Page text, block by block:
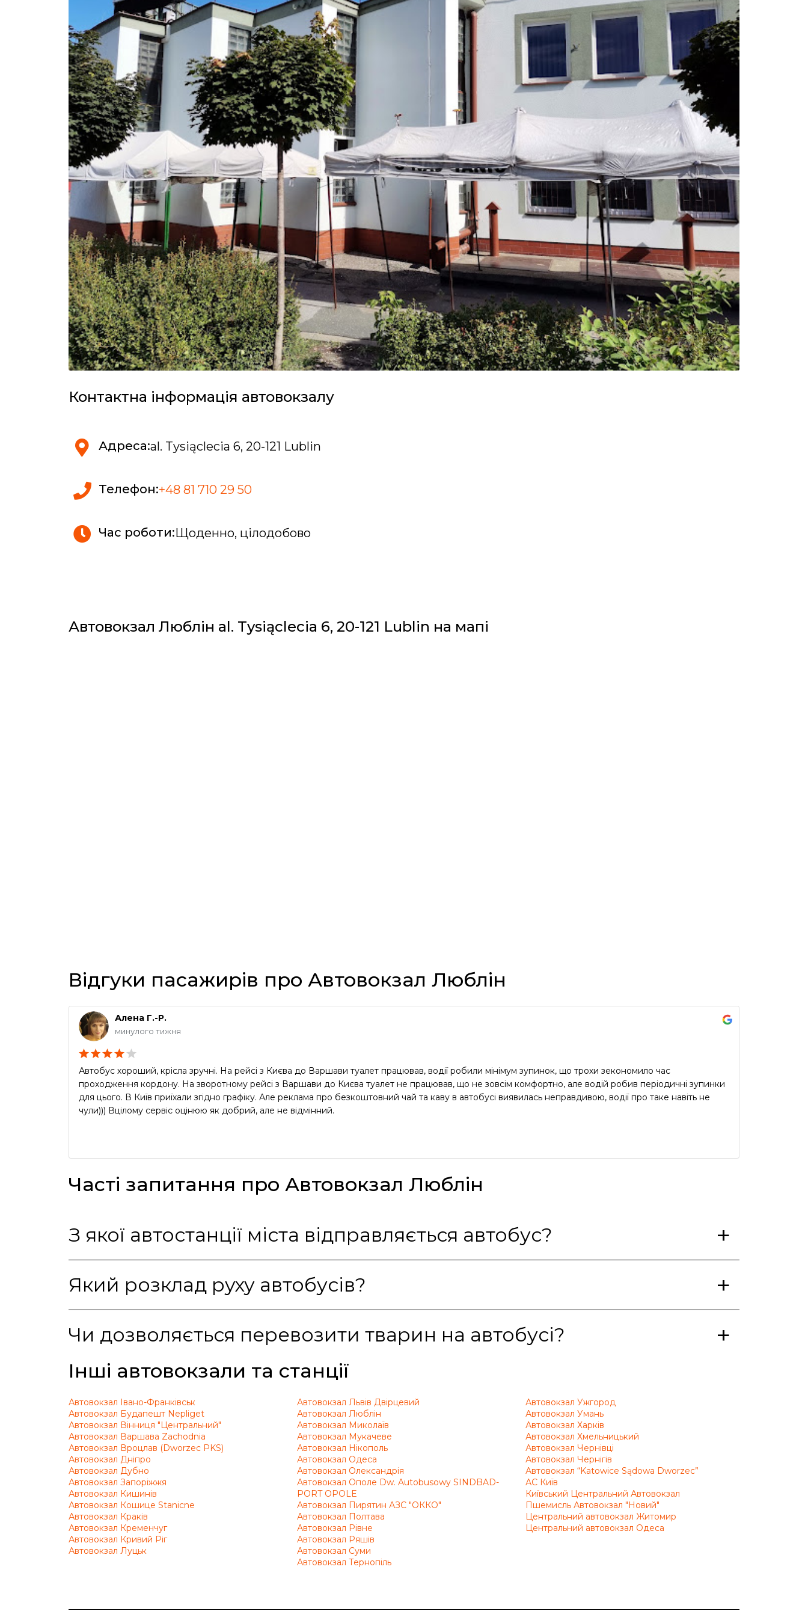
Контактна інформація автовокзалу
Адреса:al. Tysiąclecia 6, 20-121 Lublin
Телефон:+48 81 710 29 50
Час роботи:Щоденно, цілодобово
Автовокзал Люблін al. Tysiąclecia 6, 20-121 Lublin на мапі
Відгуки пасажирів про Автовокзал Люблін
Алена Г.-Р.
минулого тижня
Автобус хороший, крісла зручні. На рейсі з Києва до Варшави туалет працював, водії робили мінімум зупинок, що трохи зекономило час
проходження кордону. На зворотному рейсі з Варшави до Києва туалет не працював, що не зовсім комфортно, але водій робив періодичні зупинки
для цього. В Київ приїхали згідно графіку. Але реклама про безкоштовний чай та каву в автобусі виявилась неправдивою, водії про таке навіть не
чули))) Вцілому сервіс оцінюю як добрий, але не відмінний.
Часті запитання про Автовокзал Люблін
З якої автостанції міста відправляється автобус?
Який розклад руху автобусів?
Чи дозволяється перевозити тварин на автобусі?
Інші автовокзали та станції
Автовокзал Івано-Франківськ
Автовокзал Будапешт Nepliget
Автовокзал Вінниця "Центральний"
Автовокзал Варшава Zachodnia
Автовокзал Вроцлав (Dworzec PKS)
Автовокзал Дніпро
Автовокзал Дубно
Автовокзал Запоріжжя
Автовокзал Кишинів
Автовокзал Кошице Stanicne
Автовокзал Краків
Автовокзал Кременчуг
Автовокзал Кривий Ріг
Автовокзал Луцьк
Автовокзал Львів Двірцевий
Автовокзал Люблін
Автовокзал Миколаїв
Автовокзал Мукачеве
Автовокзал Нікополь
Автовокзал Одеса
Автовокзал Олександрія
Автовокзал Ополе Dw. Autobusowy SINDBAD-
PORT OPOLE
Автовокзал Пирятин АЗС "ОККО"
Автовокзал Полтава
Автовокзал Рівне
Автовокзал Ряшів
Автовокзал Суми
Автовокзал Тернопіль
Автовокзал Ужгород
Автовокзал Умань
Автовокзал Харків
Автовокзал Хмельницький
Автовокзал Чернівці
Автовокзал Чернігів
Автовокзал “Katowice Sądowa Dworzec”
АС Київ
Київський Центральний Автовокзал
Пшемисль Автовокзал "Новий"
Центральний автовокзал Житомир
Центральний автовокзал Одеса